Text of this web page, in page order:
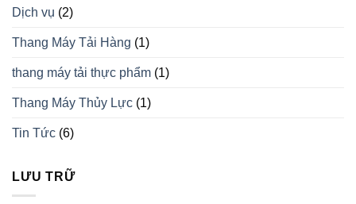
Dịch vụ (2)
Thang Máy Tải Hàng (1)
thang máy tải thực phẩm (1)
Thang Máy Thủy Lực (1)
Tin Tức (6)
LƯU TRỮ